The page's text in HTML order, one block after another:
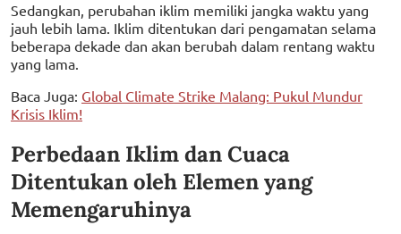
Sedangkan, perubahan iklim memiliki jangka waktu yang
jauh lebih lama. Iklim ditentukan dari pengamatan selama
beberapa dekade dan akan berubah dalam rentang waktu
yang lama.
Baca Juga: Global Climate Strike Malang: Pukul Mundur
Krisis Iklim!
Perbedaan Iklim dan Cuaca
Ditentukan oleh Elemen yang
Memengaruhinya